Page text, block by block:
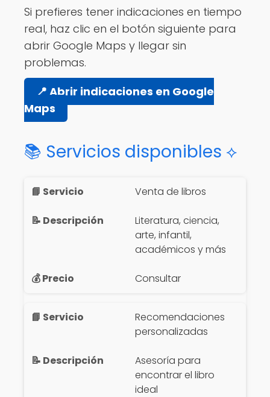
Si prefieres tener indicaciones en tiempo
real, haz clic en el botón siguiente para
abrir Google Maps y llegar sin
problemas.
📍 Abrir indicaciones en Google
Maps
📚 Servicios disponibles ⟡
Venta de libros
Literatura, ciencia,
arte, infantil,
académicos y más
Consultar
Recomendaciones
personalizadas
Asesoría para
encontrar el libro
ideal